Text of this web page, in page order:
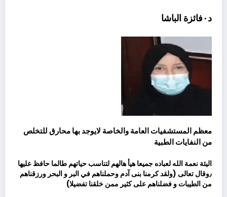
د٠فائزة الباشا
معظم المستشفيات العامة والخاصة لايوجد بها محارق للتخلص
من النفايات الطبية
اليئة نعمة الله لعباده جميعا هيأ هالهم لتناسب حياتهم طالما حافظ عليها
٫وقال تعالى (ولقد كرمنا بنى آدم وحملناهم في البر و البحر ورزقناهم
من الطيبات و فضلناهم على كثير ممن خلقنا تفضيلا)